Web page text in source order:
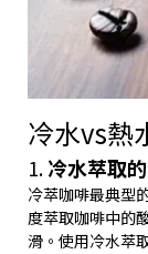
冷水vs熱
1.冷水萃取
冷萃咖啡最典型
度萃取咖啡中的
滑。使用冷水萃